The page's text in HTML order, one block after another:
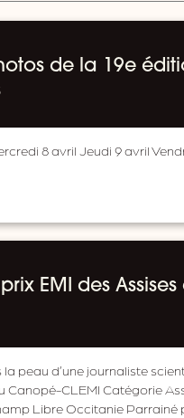
de la 19e
8 avril Jeudi 9 avril
EMI des Assises
peau d’une journaliste
Canopé-CLEMI Catégorie
Libre Occitanie Parrainé